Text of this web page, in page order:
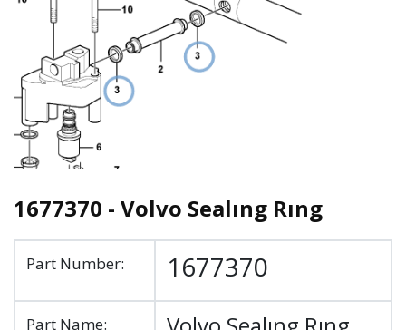
1677370 - Volvo Sealıng Rıng
Part Number: 1677370
Part Name: